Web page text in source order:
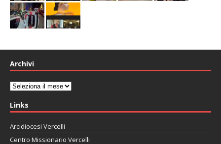
Archivi
Archivi
Links
Arcidiocesi Vercelli
Centro Missionario Vercelli